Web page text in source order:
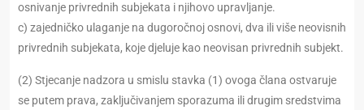
osnivanje privrednih subjekata i njihovo upravljanje.
c) zajedničko ulaganje na dugoročnoj osnovi, dva ili više neovisnih
privrednih subjekata, koje djeluje kao neovisan privrednih subjekt.
(2) Stjecanje nadzora u smislu stavka (1) ovoga člana ostvaruje
se putem prava, zaključivanjem sporazuma ili drugim sredstvima